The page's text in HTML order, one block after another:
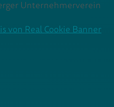
Unternehmerverein
von Real Cookie Banner